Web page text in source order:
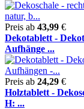
Preis ab 43,99 €
Dekotablett -
Aufhänge ...
Preis ab 24,29 €
Holztablett -
H: ...